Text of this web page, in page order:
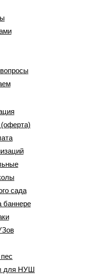
сада
баннере
для НУШ